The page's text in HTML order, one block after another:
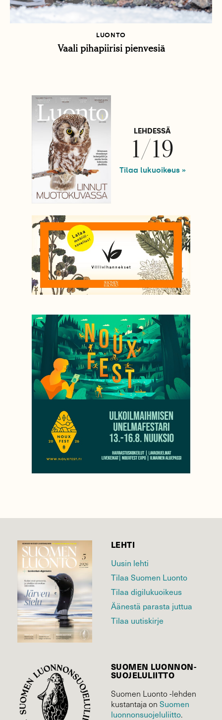
LUONTO
Vaali pihapiirisi pienvesiä
LEHDESSÄ
1/19
Tilaa lukuoikeus »
LEHTI
Uusin lehti
Tilaa Suomen Luonto
Tilaa digilukuoikeus
Äänestä parasta juttua
Tilaa uutiskirje
SUOMEN LUONNON­
SUOJELU­LIITTO
Suomen Luonto -lehden
kustantaja on Suomen
luonnonsuojelu­liitto.